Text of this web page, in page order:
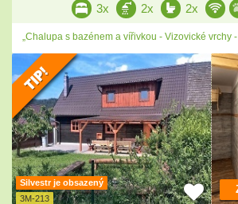
3x 2x 2x
„Chalupa s bazénem a vířivkou - Vizovické vrchy
Silvestr je obsazený
3M-213